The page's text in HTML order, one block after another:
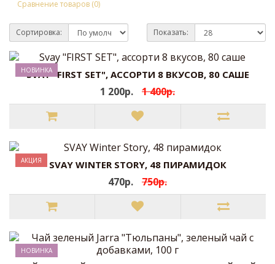
Сравнение товаров (0)
Сортировка: Показать:
НОВИНКА
SVAY "FIRST SET", АССОРТИ 8 ВКУСОВ, 80 САШЕ
1 200р. 1 400р.
АКЦИЯ SVAY WINTER STORY, 48 ПИРАМИДОК
470р. 750р.
НОВИНКА